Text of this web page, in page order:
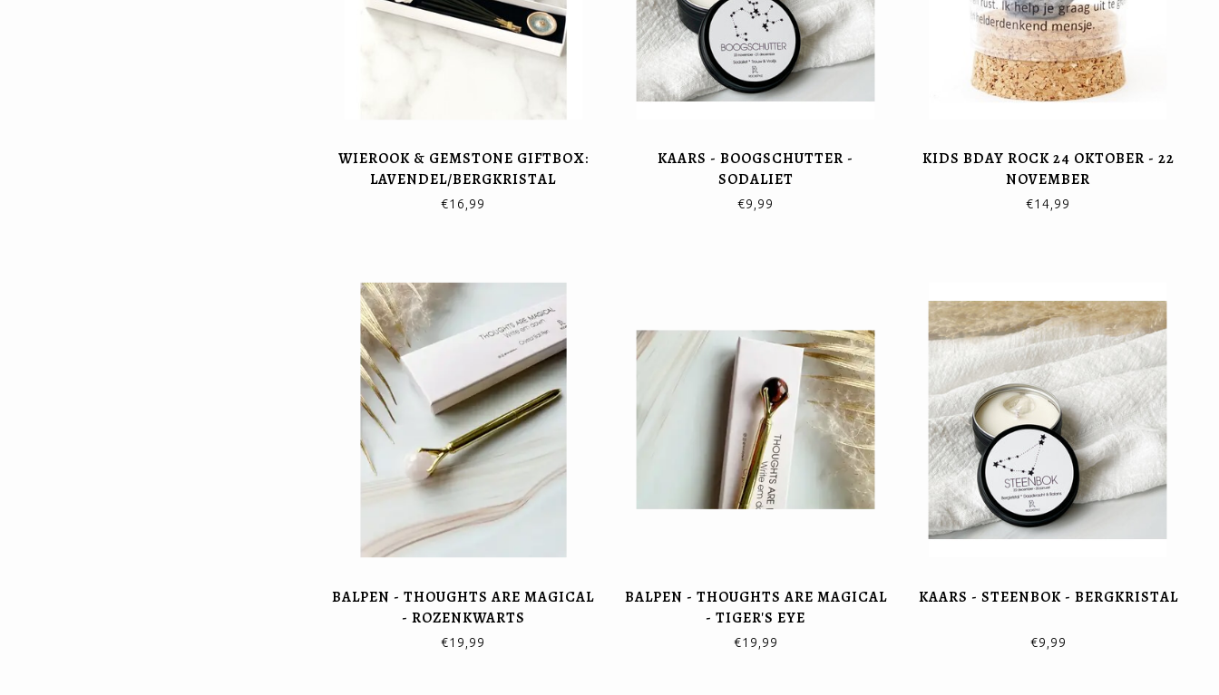
WIEROOK & GEMSTONE GIFTBOX:
LAVENDEL/BERGKRISTAL
€16,99
KAARS - BOOGSCHUTTER -
SODALIET
€9,99
KIDS BDAY ROCK 24 OKTOBER - 22
NOVEMBER
€14,99
BALPEN - THOUGHTS ARE MAGICAL
- ROZENKWARTS
€19,99
BALPEN - THOUGHTS ARE MAGICAL
- TIGER'S EYE
€19,99
KAARS - STEENBOK - BERGKRISTAL
€9,99